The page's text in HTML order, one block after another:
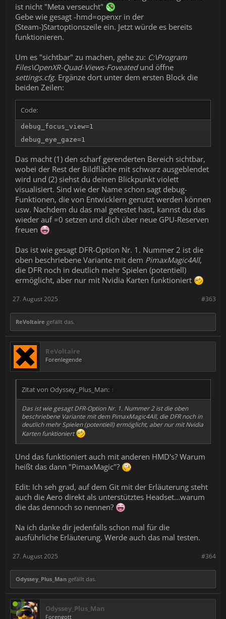
ist nicht "Meta verseucht"
Gebe wie gesagt -hmd=openxr in der
(Steam-)Startoptionszeile ein. Jetzt würde es bereits
funktionieren.
Um es "sichtbar" zu machen, gehe zu: C:\Program
Files\OpenXR-Quad-Views-Foveatedund öffne
settings.cfg. Ergänze dort unter dem ersten Block die
beiden Zeilen:
Code:
debug_focus_view=1
debug_eye_gaze=1
Das macht (1) den scharf gerenderten Bereich sichtbar,
wobei der Rest der Bildfläche mit schwarz ausgeblendet
wird und (2) siehst du deinen Blickpunkt violett
visualisiert. Sind wie der Name schon sagt debug-
Funktionen, die von Entwicklern genutzt werden können
usw. Nachdem du das mal getestet hast, kannst du das
wieder auf =0 setzen und dich über neue GPU-Reserven
freuen
Das ist wie gesagt DFR-Option Nr. 1. Nummer 2 ist die
oben beschriebene Variante mit dem PimaxMagic4All,
die DFR noch in deutlich mehr Spielen (potentiell)
ermöglicht, aber nur mit Nvidia Karten funktioniert
#363
27. August 2025
ReVoltaire gefällt das.
ReVoltaire
Forenlegende
Zitat von Odyssey_Plus_Man: ↑
Das ist wie gesagt DFR-Option Nr. 1. Nummer 2 ist die oben
beschriebene Variante mit demPimaxMagic4All, die DFR noch in
deutlich mehr Spielen (potentiell) ermöglicht, aber nur mit Nvidia
Karten funktioniert
Und das funktioniert auch mit anderen HMD's? Warum
heißt das dann "PimaxMagic"?
Edit: Ich seh grad, auf dem Git mit der Erläuterung steht
auch die Aero direkt als unterstütztes Headset...warum
die das dennoch so nennen?
Na ich danke dir jedenfalls schon mal für die
ausführliche Erläuterung. Werde auch das mal testen.
#364
27. August 2025
Odyssey_Plus_Man gefällt das.
Odyssey_Plus_Man
Forengott